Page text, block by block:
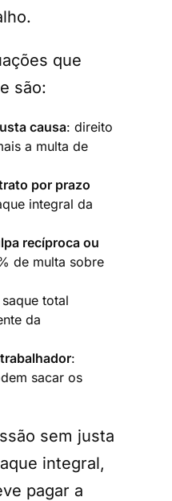
que
são:
causa: direito
a multa de
por prazo
integral da
recíproca ou
de multa sobre
saque total
da
:
sacar os
sem justa
integral,
pagar a